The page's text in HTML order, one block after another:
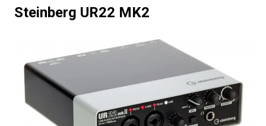
Steinberg UR22 MK2